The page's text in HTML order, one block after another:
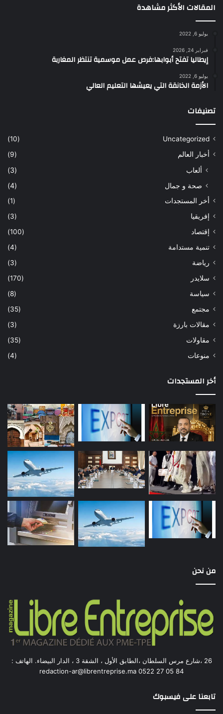
المقالات الأكثر مشاهدة
يوليو 6, 2022
فبراير 24, 2026
إيطاليا تفتح أبوابها:فرص عمل موسمية تنتظر المغاربة
يوليو 6, 2022
الأزمة الخانقة التي يعيشها التعليم العالي
تصنيفات
Uncategorized
(10)
أخبار العالم
(9)
ألعاب
(3)
صحة و جمال
(4)
أخر المستجدات
(1)
إفريقيا
(3)
إقتصاد
(100)
تنمية مستدامة
(4)
رياضة
(3)
سلايدر
(170)
سياسة
(8)
مجتمع
(35)
مقالات بارزة
(3)
مقاولات
(35)
منوعات
(4)
أخر المستجدات
من نحن
26 ،شارع مرس السلطان ،الطابق الأول ، الشقة 3 ، الدار البيضاء. الهاتف :
84 05 27 0522 redaction-ar@librentreprise.ma
تابعنا على فيسبوك